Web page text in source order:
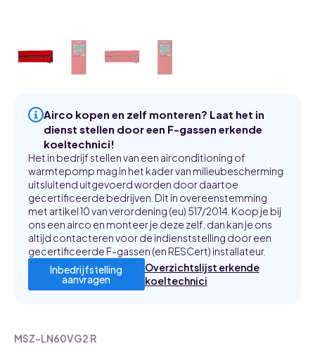
Airco kopen en zelf monteren? Laat het in
dienst stellen door een F-gassen erkende
koeltechnici!
Het in bedrijf stellen van een airconditioning of
warmtepomp mag in het kader van milieubescherming
uitsluitend uitgevoerd worden door daartoe
gecertificeerde bedrijven. Dit in overeenstemming
met artikel 10 van verordening (eu) 517/2014. Koop je bij
ons een airco en monteer je deze zelf, dan kan je ons
altijd contacteren voor de indienststelling door een
gecertificeerde F-gassen (en RESCert) installateur.
Inbedrijfstelling
aanvragen
Overzichtslijst erkende
koeltechnici
MSZ-LN60VG2 R